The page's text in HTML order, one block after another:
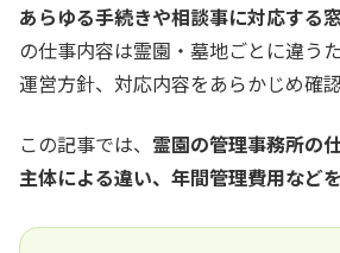
あらゆる手続きや相談事に対応する
の仕事内容は霊園・墓地ごとに違う
運営方針、対応内容をあらかじめ確
この記事では、 霊園の管理事務所の
主体による違い、年間管理費用など